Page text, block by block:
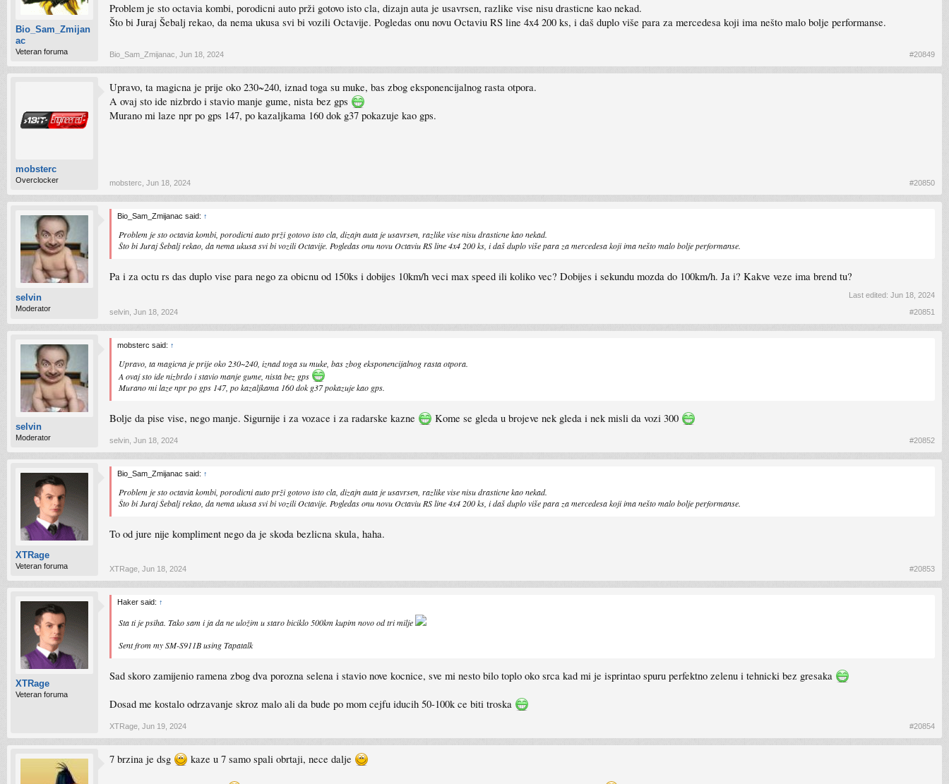
Bio_Sam_Zmijan
ac
Veteran foruma
Problem je sto octavia kombi, porodicni auto prži gotovo isto cla, dizajn auta je usavrsen, razlike vise nisu drasticne kao nekad.
Što bi Juraj Šebalj rekao, da nema ukusa svi bi vozili Octavije. Pogledas onu novu Octaviu RS line 4x4 200 ks, i daš duplo više para za mercedesa koji ima nešto malo bolje performanse.
Bio_Sam_Zmijanac Jun 18, 2024 #20849
mobsterc
Overclocker
Upravo, ta magicna je prije oko 230~240, iznad toga su muke, bas zbog eksponencijalnog rasta otpora.
A ovaj sto ide nizbrdo i stavio manje gume, nista bez gps
Murano mi laze npr po gps 147, po kazaljkama 160 dok g37 pokazuje kao gps.
mobsterc Jun 18, 2024 #20850
selvin
Moderator
Bio_Sam_Zmijanac said: ↑
Problem je sto octavia kombi, porodicni auto prži gotovo isto cla, dizajn auta je usavrsen, razlike vise nisu drasticne kao nekad.
Što bi Juraj Šebalj rekao, da nema ukusa svi bi vozili Octavije. Pogledas onu novu Octaviu RS line 4x4 200 ks, i daš duplo više para za mercedesa koji ima nešto malo bolje performanse.
Pa i za octu rs das duplo vise para nego za obicnu od 150ks i dobijes 10km/h veci max speed ili koliko vec? Dobijes i sekundu mozda do 100km/h. Ja i? Kakve veze ima brend tu?
Last edited: Jun 18, 2024
selvin Jun 18, 2024 #20851
selvin
Moderator
mobsterc said: ↑
Upravo, ta magicna je prije oko 230~240, iznad toga su muke, bas zbog eksponencijalnog rasta otpora.
A ovaj sto ide nizbrdo i stavio manje gume, nista bez gps
Murano mi laze npr po gps 147, po kazaljkama 160 dok g37 pokazuje kao gps.
Bolje da pise vise, nego manje. Sigurnije i za vozace i za radarske kazne Kome se gleda u brojeve nek gleda i nek misli da vozi 300
selvin Jun 18, 2024 #20852
XTRage
Veteran foruma
Bio_Sam_Zmijanac said: ↑
Problem je sto octavia kombi, porodicni auto prži gotovo isto cla, dizajn auta je usavrsen, razlike vise nisu drasticne kao nekad.
Što bi Juraj Šebalj rekao, da nema ukusa svi bi vozili Octavije. Pogledas onu novu Octaviu RS line 4x4 200 ks, i daš duplo više para za mercedesa koji ima nešto malo bolje performanse.
To od jure nije kompliment nego da je skoda bezlicna skula, haha.
XTRage Jun 18, 2024 #20853
XTRage
Veteran foruma
Haker said: ↑
Sta ti je psiha. Tako sam i ja da ne uložim u staro biciklo 500km kupim novo od tri milje
Sent from my SM-S911B using Tapatalk
Sad skoro zamijenio ramena zbog dva porozna selena i stavio nove kocnice, sve mi nesto bilo toplo oko srca kad mi je isprintao spuru perfektno zelenu i tehnicki bez gresaka
Dosad me kostalo odrzavanje skroz malo ali da bude po mom cejfu iducih 50-100k ce biti troska
XTRage Jun 19, 2024 #20854
7 brzina je dsg kaze u 7 samo spali obrtaji, nece dalje